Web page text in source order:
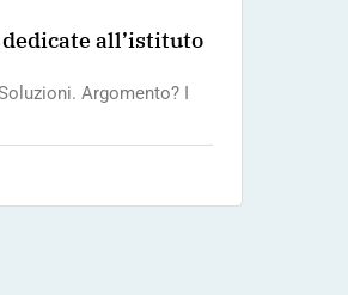
all’istituto
Argomento? I